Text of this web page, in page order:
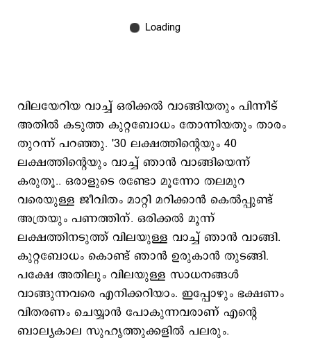
വിലയേറിയ വാച്ച് ഒരിക്കല്‍ വാങ്ങിയതും പിന്നീട്
അതില്‍ കടുത്ത കുറ്റബോധം തോന്നിയതും താരം
തുറന്ന് പറഞ്ഞു. '30 ലക്ഷത്തിന്‍റെയും 40
ലക്ഷത്തിന്‍റെയും വാച്ച് ഞാന്‍ വാങ്ങിയെന്ന്
കരുതൂ.. ഒരാളുടെ രണ്ടോ മൂന്നോ തലമുറ
വരെയുള്ള ജീവിതം മാറ്റി മറിക്കാന്‍ കെല്‍പ്പുണ്ട്
അത്രയും പണത്തിന്. ഒരിക്കല്‍ മൂന്ന്
ലക്ഷത്തിനടുത്ത് വിലയുള്ള വാച്ച് ഞാന്‍ വാങ്ങി.
കുറ്റബോധം കൊണ്ട് ഞാന്‍ ഉരുകാന്‍ തുടങ്ങി.
പക്ഷേ അതിലും വിലയുള്ള സാധനങ്ങള്‍
വാങ്ങുന്നവരെ എനിക്കറിയാം. ഇപ്പോഴും ഭക്ഷണം
വിതരണം ചെയ്യാന്‍ പോകുന്നവരാണ് എന്‍റെ
ബാല്യകാല സുഹൃത്തുക്കളില്‍ പലരും.